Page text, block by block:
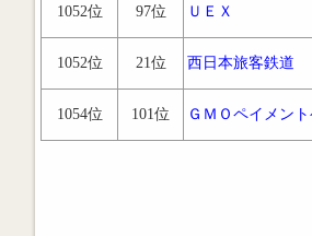
1052位 97位 ＵＥＸ
1052位 21位 西日本旅客鉄道
1054位 101位 ＧＭＯペイメン